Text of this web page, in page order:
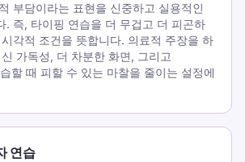
부담이라는 표현을 신중하고 실용적인
. 즉, 타이핑 연습을 더 무겁고 더 피곤하
각적 조건을 뜻합니다. 의료적 주장을 하
가독성, 더 차분한 화면, 그리고
할 때 피할 수 있는 마찰을 줄이는 설정에
연습